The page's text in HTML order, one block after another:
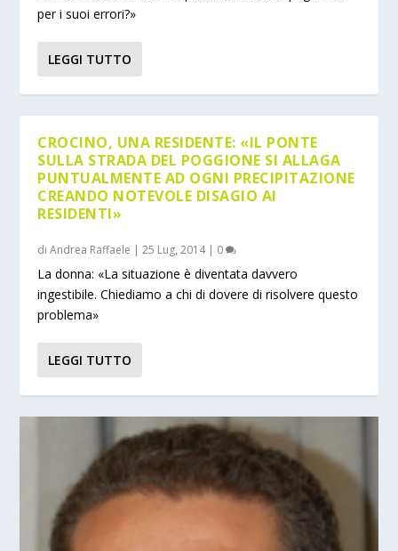
per i suoi errori?»
LEGGI TUTTO
CROCINO, UNA RESIDENTE: «IL PONTE
SULLA STRADA DEL POGGIONE SI ALLAGA
PUNTUALMENTE AD OGNI PRECIPITAZIONE
CREANDO NOTEVOLE DISAGIO AI
RESIDENTI»
diAndrea Raffaele |25 Lug, 2014| 0
La donna: «La situazione è diventata davvero
ingestibile. Chiediamo a chi di dovere di risolvere questo
problema»
LEGGI TUTTO